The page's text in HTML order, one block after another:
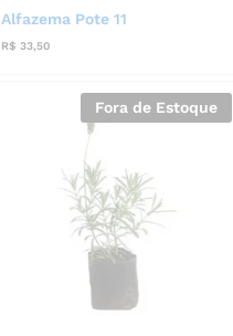
Alfazema Pote 11
R$ 33,50
Fora de Estoque